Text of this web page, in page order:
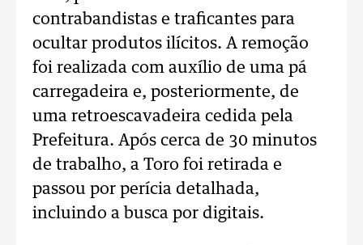
contrabandistas e traficantes para
ocultar produtos ilícitos. A remoção
foi realizada com auxílio de uma pá
carregadeira e, posteriormente, de
uma retroescavadeira cedida pela
Prefeitura. Após cerca de 30 minutos
de trabalho, a Toro foi retirada e
passou por perícia detalhada,
incluindo a busca por digitais.